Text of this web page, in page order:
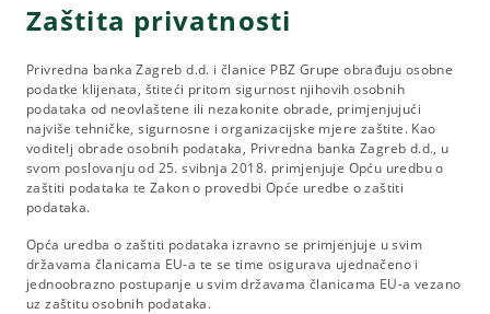
Zaštita privatnosti
Privredna banka Zagreb d.d. i članice PBZ Grupe obrađuju osobne
podatke klijenata, štiteći pritom sigurnost njihovih osobnih
podataka od neovlaštene ili nezakonite obrade, primjenjujući
najviše tehničke, sigurnosne i organizacijske mjere zaštite. Kao
voditelj obrade osobnih podataka, Privredna banka Zagreb d.d., u
svom poslovanju od 25. svibnja 2018. primjenjuje Opću uredbu o
zaštiti podataka te Zakon o provedbi Opće uredbe o zaštiti
podataka.
Opća uredba o zaštiti podataka izravno se primjenjuje u svim
državama članicama EU-a te se time osigurava ujednačeno i
jednoobrazno postupanje u svim državama članicama EU-a vezano
uz zaštitu osobnih podataka.